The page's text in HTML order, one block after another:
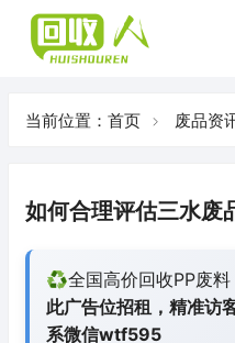
当前位置： 首页 废品资
如何合理评估三水废
♻️全国高价回收PP废料
此广告位招租，精准访
系微信wtf595